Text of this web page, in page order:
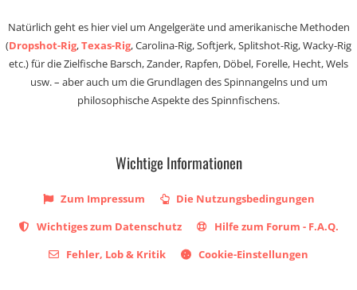
Natürlich geht es hier viel um Angelgeräte und amerikanische Methoden
(Dropshot-Rig,Texas-Rig, Carolina-Rig, Softjerk, Splitshot-Rig, Wacky-Rig
etc.) für die Zielfische Barsch, Zander, Rapfen, Döbel, Forelle, Hecht, Wels
usw. – aber auch um die Grundlagen des Spinnangelns und um
philosophische Aspekte des Spinnfischens.
Wichtige Informationen
Zum Impressum
Die Nutzungsbedingungen
Wichtiges zum Datenschutz
Hilfe zum Forum - F.A.Q.
Fehler, Lob & Kritik
Cookie-Einstellungen